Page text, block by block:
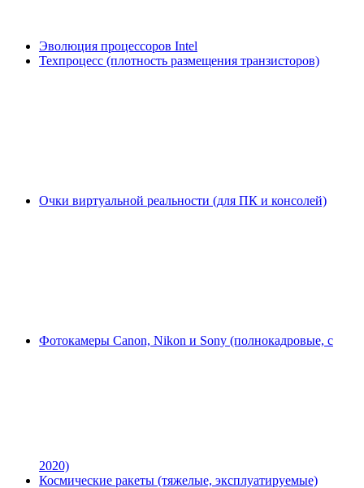
Эволюция процессоров Intel
Техпроцесс (плотность размещения транзисторов)
Очки виртуальной реальности (для ПК и консолей)
Фотокамеры Canon, Nikon и Sony (полнокадровые, с
2020)
Космические ракеты (тяжелые, эксплуатируемые)